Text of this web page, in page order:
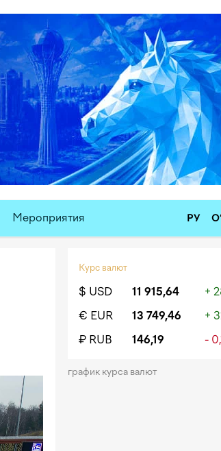
Мероприятия РУ
Курс валют
$ USD 11 915,64
+
€ EUR
13 749,46
+
₽ RUB
146,19 -
график курса валют